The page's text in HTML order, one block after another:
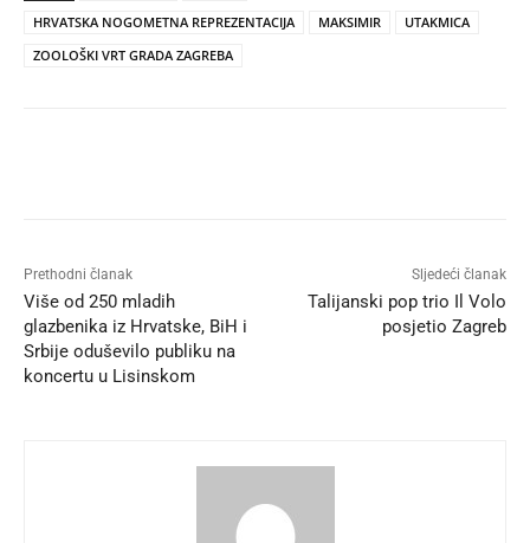
HRVATSKA NOGOMETNA REPREZENTACIJA
MAKSIMIR
UTAKMICA
ZOOLOŠKI VRT GRADA ZAGREBA
Prethodni članak
Više od 250 mladih
glazbenika iz Hrvatske, BiH i
Srbije oduševilo publiku na
koncertu u Lisinskom
Sljedeći članak
Talijanski pop trio Il Volo
posjetio Zagreb